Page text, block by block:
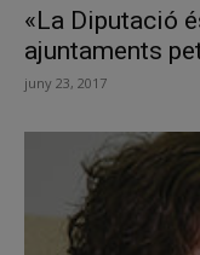
«La Diputació
ajuntaments
juny 23, 2017